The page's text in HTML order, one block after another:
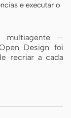
e executar o
multiagente —
Design foi
recriar a cada